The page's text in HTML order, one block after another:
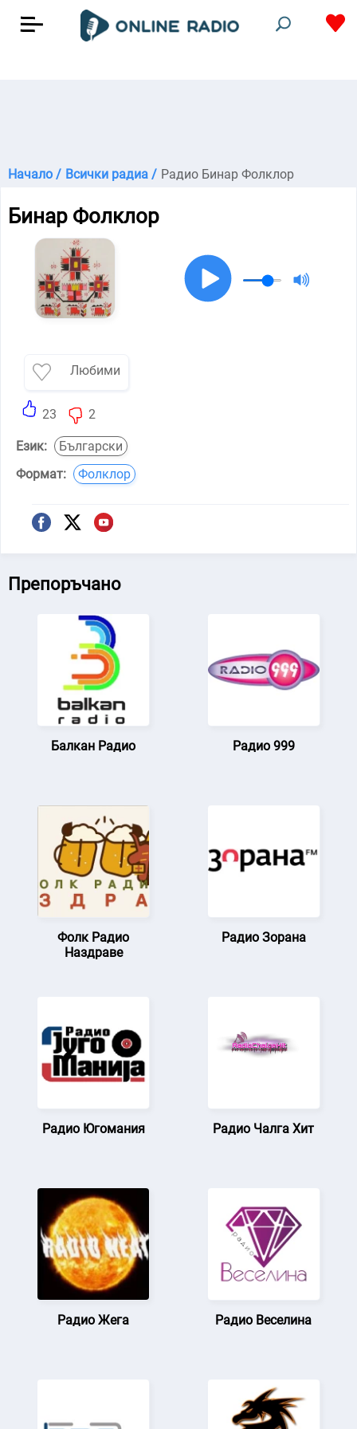
Начало / Всички радиа / Радио Бинар Фолклор
Бинар Фолклор
Любими
23 2
Език:
Български
Формат:
Фолклор
Препоръчано
Балкан Радио Радио 999
Фолк Радио
Наздраве
Радио Зорана
Радио Югомания Радио Чалга Хит
Радио Жега Радио Веселина